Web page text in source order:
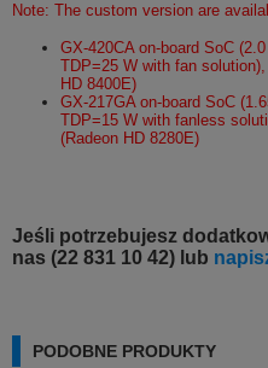
Note: The custom version are
GX-420CA on-board SoC
TDP=25 W with fan
HD 8400E)
GX-217GA on-board SoC
TDP=15 W with fanless
(Radeon HD 8280E)
Jeśli potrzebujesz
nas (22 831 10 42) lub
PODOBNE PRODUKTY